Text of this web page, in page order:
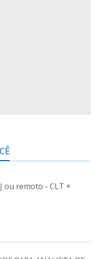
ou remoto - CLT +